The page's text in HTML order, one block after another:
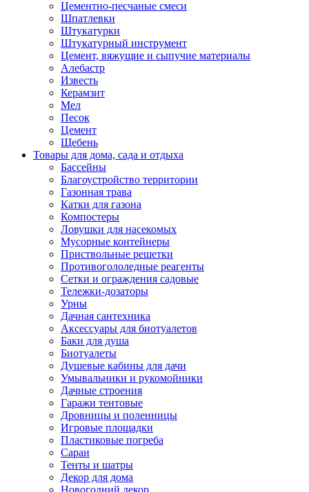
Цементно-песчаные смеси
Шпатлевки
Штукатурки
Штукатурный инструмент
Цемент, вяжущие и сыпучие материалы
Алебастр
Известь
Керамзит
Мел
Песок
Цемент
Щебень
Товары для дома, сада и отдыха
Бассейны
Благоустройство территории
Газонная трава
Катки для газона
Компостеры
Ловушки для насекомых
Мусорные контейнеры
Приствольные решетки
Противогололедные реагенты
Сетки и ограждения садовые
Тележки-дозаторы
Урны
Дачная сантехника
Аксессуары для биотуалетов
Баки для душа
Биотуалеты
Душевые кабины для дачи
Умывальники и рукомойники
Дачные строения
Гаражи тентовые
Дровницы и поленницы
Игровые площадки
Пластиковые погреба
Сараи
Тенты и шатры
Декор для дома
Новогодний декор